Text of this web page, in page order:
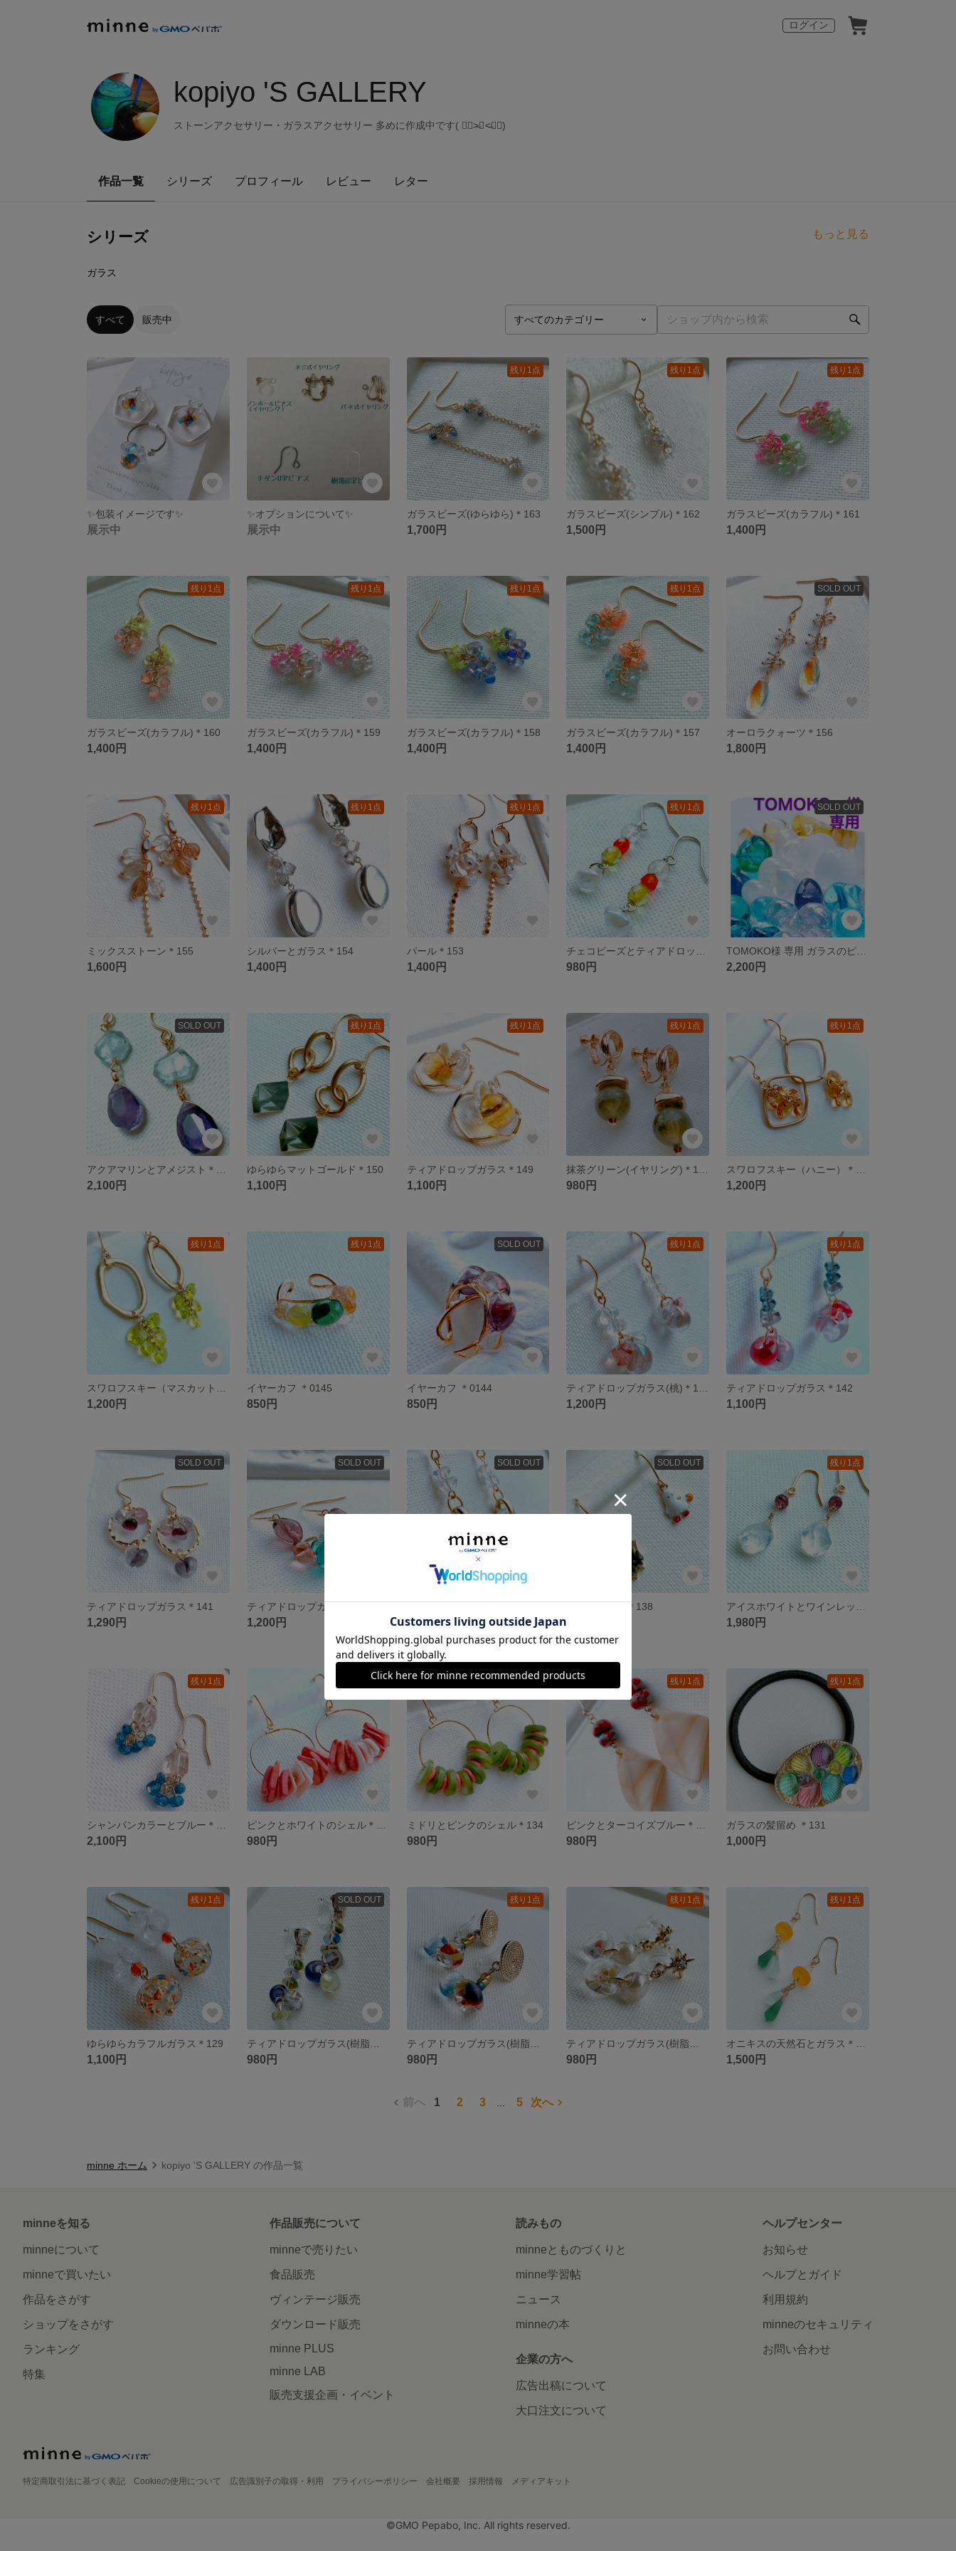
ログイン
kopiyo 'S GALLERY
ストーンアクセサリー・ガラスアクセサリー 多めに作成中です( ๑॔˃̶◡ ˂̶๑॓)
作品一覧 シリーズ プロフィール レビュー レター
シリーズ もっと見る
ガラス
すべて 販売中
✨包装イメージです✨
展示中
✨オプションについて✨
展示中
残り1点
ガラスビーズ(ゆらゆら)＊163
1,700円
残り1点
ガラスビーズ(シンプル)＊162
1,500円
残り1点
ガラスビーズ(カラフル)＊161
1,400円
残り1点
ガラスビーズ(カラフル)＊160
1,400円
残り1点
ガラスビーズ(カラフル)＊159
1,400円
残り1点
ガラスビーズ(カラフル)＊158
1,400円
残り1点
ガラスビーズ(カラフル)＊157
1,400円
SOLD OUT
オーロラクォーツ＊156
1,800円
残り1点
ミックスストーン＊155
1,600円
残り1点
シルバーとガラス＊154
1,400円
残り1点
パール＊153
1,400円
残り1点
980円
SOLD OUT
2,200円
SOLD OUT
2,100円
残り1点
ゆらゆらマットゴールド＊150
1,100円
残り1点
ティアドロップガラス＊149
1,100円
残り1点
980円
残り1点
1,200円
残り1点
1,200円
残り1点
イヤーカフ ＊0145
850円
SOLD OUT
イヤーカフ ＊0144
850円
残り1点
1,200円
残り1点
ティアドロップガラス＊142
1,100円
SOLD OUT
ティアドロップガラス＊141
1,290円
SOLD OUT
1,200円
SOLD OUT
1,900円
SOLD OUT
ハロウィン🎃＊138
残り1点
1,980円
残り1点
2,100円
残り1点
980円
残り1点
ミドリとピンクのシェル＊134
980円
残り1点
980円
残り1点
ガラスの髪留め ＊131
1,000円
残り1点
ゆらゆらカラフルガラス＊129
1,100円
SOLD OUT
980円
残り1点
980円
残り1点
980円
残り1点
1,500円
前へ 1 2 3 5 次へ
minne ホーム kopiyo 'S GALLERY の作品一覧
minneを知る
minneについて
minneで買いたい
作品をさがす
ショップをさがす
ランキング
特集
作品販売について
minneで売りたい
食品販売
ヴィンテージ販売
ダウンロード販売
minne PLUS
minne LAB
販売支援企画・イベント
読みもの
minneとものづくりと
minne学習帖
ニュース
minneの本
企業の方へ
広告出稿について
大口注文について
ヘルプセンター
お知らせ
ヘルプとガイド
利用規約
minneのセキュリティ
お問い合わせ
特定商取引法に基づく表記 Cookieの使用について 広告識別子の取得・利用 プライバシーポリシー 会社概要 採用情報 メディアキット
©GMO Pepabo, Inc. All rights reserved.